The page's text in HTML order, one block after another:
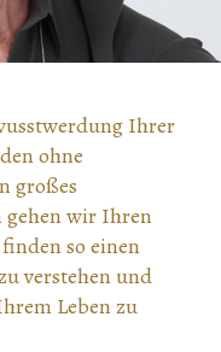
Ihrer
ohne
großes
gehen wir Ihren
so einen
verstehen und
Leben zu